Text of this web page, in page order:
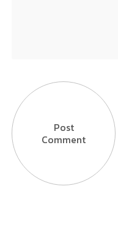
Post
Comment